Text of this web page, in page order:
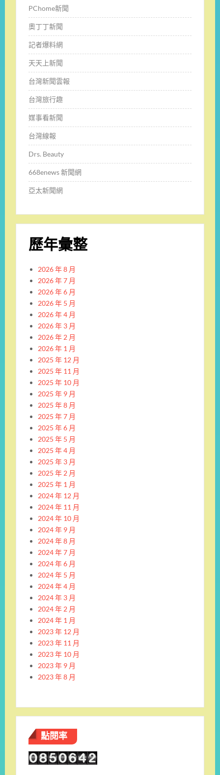
PChome新聞
奧丁丁新聞
記者爆料網
天天上新聞
台灣新聞雲報
台灣旅行趣
媒事看新聞
台灣線報
Drs. Beauty
668enews 新聞網
亞太新聞網
歷年彙整
2026 年 8 月
2026 年 7 月
2026 年 6 月
2026 年 5 月
2026 年 4 月
2026 年 3 月
2026 年 2 月
2026 年 1 月
2025 年 12 月
2025 年 11 月
2025 年 10 月
2025 年 9 月
2025 年 8 月
2025 年 7 月
2025 年 6 月
2025 年 5 月
2025 年 4 月
2025 年 3 月
2025 年 2 月
2025 年 1 月
2024 年 12 月
2024 年 11 月
2024 年 10 月
2024 年 9 月
2024 年 8 月
2024 年 7 月
2024 年 6 月
2024 年 5 月
2024 年 4 月
2024 年 3 月
2024 年 2 月
2024 年 1 月
2023 年 12 月
2023 年 11 月
2023 年 10 月
2023 年 9 月
2023 年 8 月
點閱率